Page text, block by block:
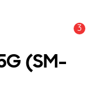
3
(SM-